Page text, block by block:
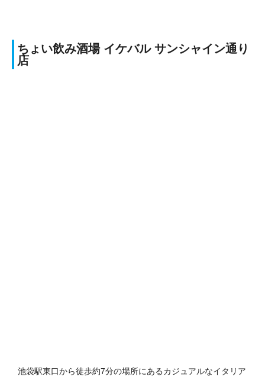
ちょい飲み酒場 イケバル サンシャイン通り
店
池袋駅東口から徒歩約7分の場所にあるカジュアルなイタリア